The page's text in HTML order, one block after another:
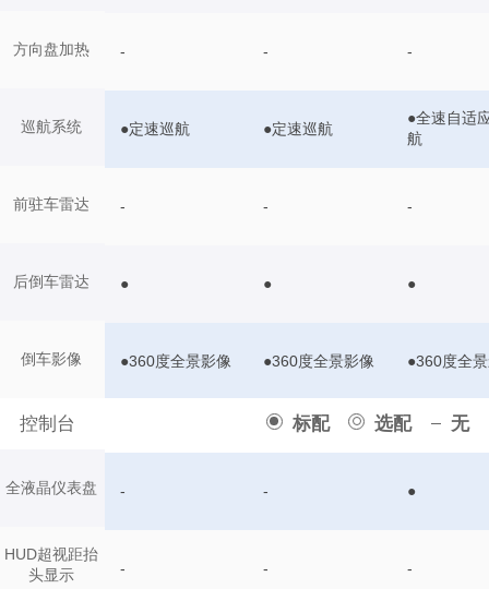
方向盘加热
巡航系统
前驻车雷达
后倒车雷达
倒车影像
控制台 标配 选配 无
全液晶仪表盘
HUD超视距抬
头显示
- - -
●定速巡航 ●定速巡航
●全速自适
航
- - -
● ● ●
●360度全景影像 ●360度全景影像 ●360度全
- - ●
- - -